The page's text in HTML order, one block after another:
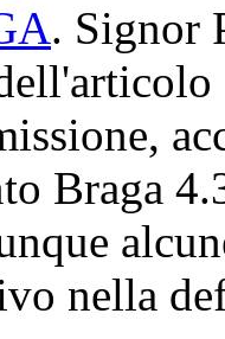
. Signor
Braga
nella